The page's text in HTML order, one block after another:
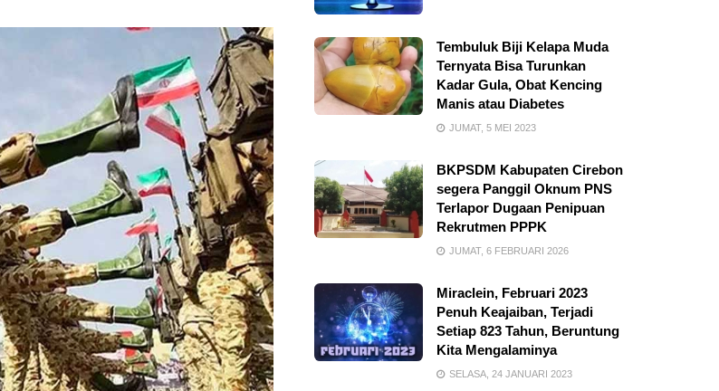
Tembuluk Biji Kelapa Muda
Ternyata Bisa Turunkan
Kadar Gula, Obat Kencing
Manis atau Diabetes
JUMAT, 5 MEI 2023
BKPSDM Kabupaten Cirebon
segera Panggil Oknum PNS
Terlapor Dugaan Penipuan
Rekrutmen PPPK
JUMAT, 6 FEBRUARI 2026
Miraclein, Februari 2023
Penuh Keajaiban, Terjadi
Setiap 823 Tahun, Beruntung
Kita Mengalaminya
SELASA, 24 JANUARI 2023